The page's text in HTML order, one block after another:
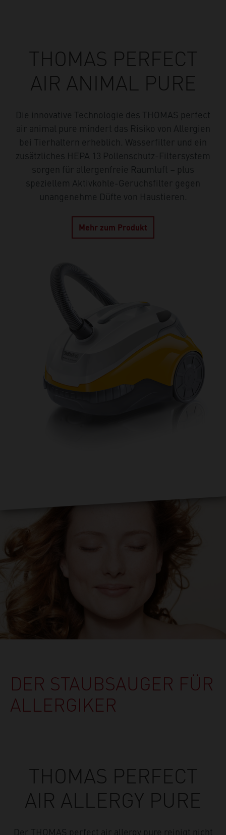
THOMAS PERFECT
AIR ANIMAL PURE
Die innovative Technologie des THOMAS perfect
air animal pure mindert das Risiko von Allergien
bei Tierhaltern erheblich. Wasserfilter und ein
zusätzliches HEPA 13 Pollenschutz-Filtersystem
sorgen für allergenfreie Raumluft – plus
speziellem Aktivkohle-Geruchsfilter gegen
unangenehme Düfte von Haustieren.
Mehr zum Produkt
DER STAUBSAUGER FÜR
ALLERGIKER
THOMAS PERFECT
AIR ALLERGY PURE
Der THOMAS perfect air allergy pure reinigt nicht